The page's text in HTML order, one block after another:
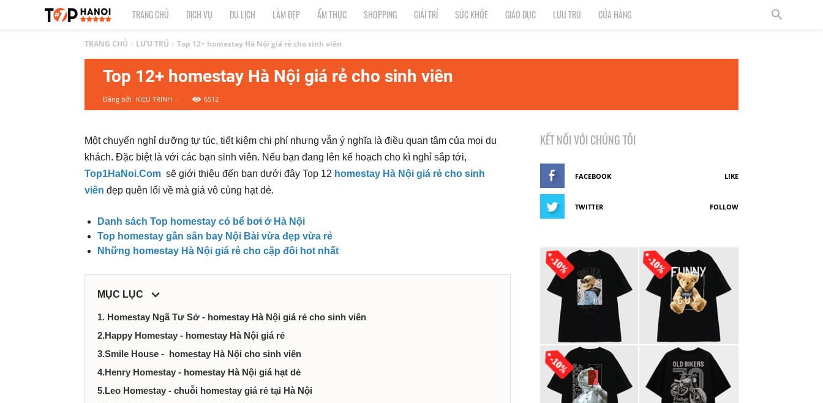
TOP
1
HÀ
NỘI
Top
địa
điểm,
công
ty,
vụ
tại
Hà
TRANG CHỦ DỊCH VỤ DU LỊCH LÀM ĐẸP ẨM THỰC SHOPPING GIẢI TRÍ SỨC KHỎE GIÁO DỤC LƯU TRÚ CỬA HÀNG
TRANG CHỦ LƯU TRÚ Top 12+ homestay Hà Nội giá rẻ cho sinh viên
Top 12+ homestay Hà Nội giá rẻ cho sinh viên
Đăng bởi KIEU TRINH - 6512
Một chuyến nghỉ dưỡng tự túc, tiết kiệm chi phí nhưng vẫn ý nghĩa là điều quan tâm của mọi du
khách. Đặc biệt là với các bạn sinh viên. Nếu bạn đang lên kế hoạch cho kì nghỉ sắp tới,
Top1HaNoi.Com sẽ giới thiệu đến bạn dưới đây Top 12 homestay Hà Nội giá rẻ cho sinh
viên đẹp quên lối về mà giá vô cùng hạt dẻ.
Danh sách Top homestay có bể bơi ở Hà Nội
Top homestay gần sân bay Nội Bài vừa đẹp vừa rẻ
Những homestay Hà Nội giá rẻ cho cặp đôi hot nhất
MỤC LỤC
1. Homestay Ngã Tư Sở - homestay Hà Nội giá rẻ cho sinh viên
2.Happy Homestay - homestay Hà Nội giá rẻ
3.Smile House - homestay Hà Nội cho sinh viên
4.Henry Homestay - homestay Hà Nội giá hạt dẻ
5.Leo Homestay - chuỗi homestay giá rẻ tại Hà Nội
KẾT NỐI VỚI CHÚNG TÔI
FACEBOOK LIKE
TWITTER FOLLOW